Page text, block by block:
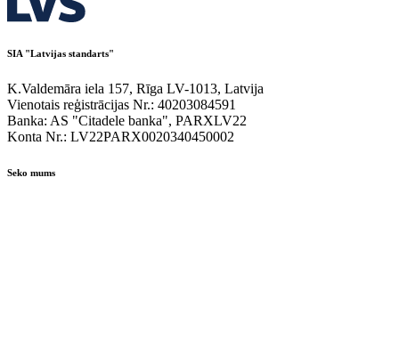
SIA "Latvijas standarts"
K.Valdemāra iela 157, Rīga LV-1013, Latvija
Vienotais reģistrācijas Nr.: 40203084591
Banka: AS "Citadele banka", PARXLV22
Konta Nr.: LV22PARX0020340450002
Seko mums